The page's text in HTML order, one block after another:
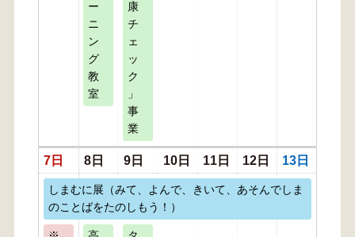
ー
ニ
ン
グ
教
室
康
チ
ェ
ッ
ク
」
事
業
7日 8日 9日 10日 11日 12日 13日
しまむに展（みて、よんで、きいて、あそんでしま
のことばをたのしもう！）